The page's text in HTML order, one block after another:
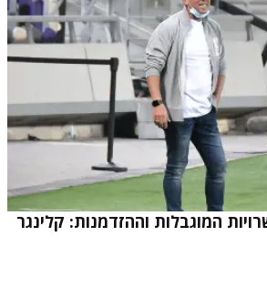
המוגבלות וההזדמנות: קלינגר